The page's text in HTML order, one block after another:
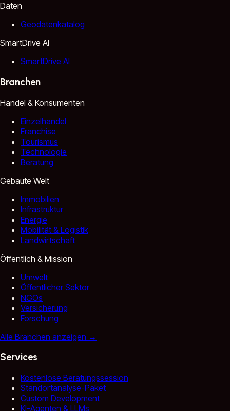
Daten
Geodatenkatalog
SmartDrive AI
SmartDrive AI
Branchen
Handel & Konsumenten
Einzelhandel
Franchise
Tourismus
Technologie
Beratung
Gebaute Welt
Immobilien
Infrastruktur
Energie
Mobilität & Logistik
Landwirtschaft
Öffentlich & Mission
Umwelt
Öffentlicher Sektor
NGOs
Versicherung
Forschung
Alle Branchen anzeigen →
Services
Kostenlose Beratungssession
Standortanalyse-Paket
Custom Development
KI-Agenten & LLMs